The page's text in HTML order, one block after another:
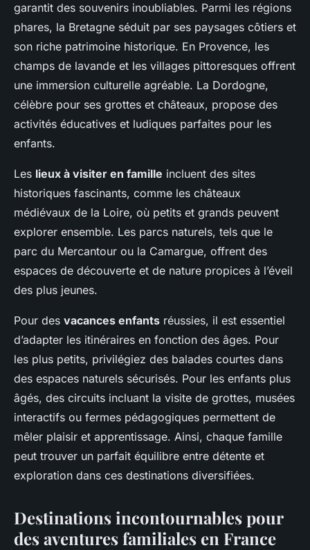
Théo 5 mai 2025 8 min de lecture
garantit des souvenirs inoubliables. Parmi les régions
phares, la Bretagne séduit par ses paysages côtiers et
son riche patrimoine historique. En Provence, les
champs de lavande et les villages pittoresques offrent
une immersion culturelle agréable. La Dordogne,
célèbre pour ses grottes et châteaux, propose des
activités éducatives et ludiques parfaites pour les
enfants.
Les lieux à visiter en famille incluent des sites
historiques fascinants, comme les châteaux
médiévaux de la Loire, où petits et grands peuvent
explorer ensemble. Les parcs naturels, tels que le
parc du Mercantour ou la Camargue, offrent des
espaces de découverte et de nature propices à l’éveil
des plus jeunes.
Pour des vacances enfants réussies, il est essentiel
d’adapter les itinéraires en fonction des âges. Pour
les plus petits, privilégiez des balades courtes dans
des espaces naturels sécurisés. Pour les enfants plus
âgés, des circuits incluant la visite de grottes, musées
interactifs ou fermes pédagogiques permettent de
mêler plaisir et apprentissage. Ainsi, chaque famille
peut trouver un parfait équilibre entre détente et
exploration dans ces destinations diversifiées.
Destinations incontournables pour
des aventures familiales en France